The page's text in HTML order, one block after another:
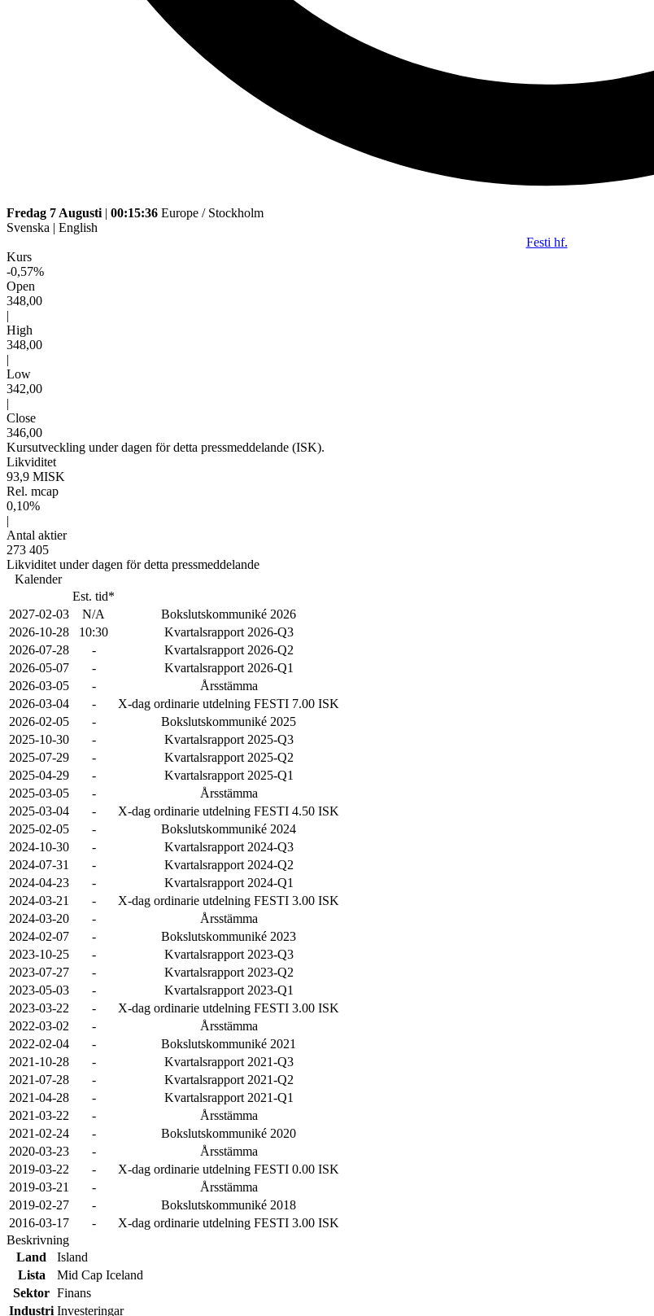
Fredag 7 Augusti | 00:15:36 Europe / Stockholm
Svenska | English
Festi hf.
Kurs
-0,57%
Open
348,00
|
High
348,00
|
Low
342,00
|
Close
346,00
Kursutveckling under dagen för detta pressmeddelande (ISK).
Likviditet
93,9 MISK
Rel. mcap
0,10%
|
Antal aktier
273 405
Likviditet under dagen för detta pressmeddelande
Kalender
Est. tid*
2027-02-03
N/A
Bokslutskommuniké 2026
2026-10-28
10:30
Kvartalsrapport 2026-Q3
2026-07-28
-
Kvartalsrapport 2026-Q2
2026-05-07
-
Kvartalsrapport 2026-Q1
2026-03-05
-
Årsstämma
2026-03-04
-
X-dag ordinarie utdelning FESTI 7.00 ISK
2026-02-05
-
Bokslutskommuniké 2025
2025-10-30
-
Kvartalsrapport 2025-Q3
2025-07-29
-
Kvartalsrapport 2025-Q2
2025-04-29
-
Kvartalsrapport 2025-Q1
2025-03-05
-
Årsstämma
2025-03-04
-
X-dag ordinarie utdelning FESTI 4.50 ISK
2025-02-05
-
Bokslutskommuniké 2024
2024-10-30
-
Kvartalsrapport 2024-Q3
2024-07-31
-
Kvartalsrapport 2024-Q2
2024-04-23
-
Kvartalsrapport 2024-Q1
2024-03-21
-
X-dag ordinarie utdelning FESTI 3.00 ISK
2024-03-20
-
Årsstämma
2024-02-07
-
Bokslutskommuniké 2023
2023-10-25
-
Kvartalsrapport 2023-Q3
2023-07-27
-
Kvartalsrapport 2023-Q2
2023-05-03
-
Kvartalsrapport 2023-Q1
2023-03-22
-
X-dag ordinarie utdelning FESTI 3.00 ISK
2022-03-02
-
Årsstämma
2022-02-04
-
Bokslutskommuniké 2021
2021-10-28
-
Kvartalsrapport 2021-Q3
2021-07-28
-
Kvartalsrapport 2021-Q2
2021-04-28
-
Kvartalsrapport 2021-Q1
2021-03-22
-
Årsstämma
2021-02-24
-
Bokslutskommuniké 2020
2020-03-23
-
Årsstämma
2019-03-22
-
X-dag ordinarie utdelning FESTI 0.00 ISK
2019-03-21
-
Årsstämma
2019-02-27
-
Bokslutskommuniké 2018
2016-03-17
-
X-dag ordinarie utdelning FESTI 3.00 ISK
Beskrivning
Land
Island
Lista
Mid Cap Iceland
Sektor Finans
Industri Investeringar